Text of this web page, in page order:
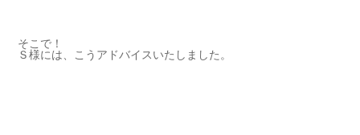
そこで！
Ｓ様には、こうアドバイスいたしました。